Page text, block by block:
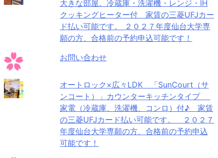
大きな部屋。冷蔵庫・洗濯機・レンジ・IH
クッキングヒーター付 家賃の三菱UFJカー
ド払い可能です。 ２０２７年度仙台大学専
願の方、合格前の予約申込可能です！
お問い合わせ
オートロック×広々LDK 「SunCourt（サ
ンコート）」カウンターキッチンタイプ
家電（冷蔵庫、洗濯機、コンロ）付♪ 家賃
の三菱UFJカード払い可能です。 ２０２７
年度仙台大学専願の方、合格前の予約申込
可能です！